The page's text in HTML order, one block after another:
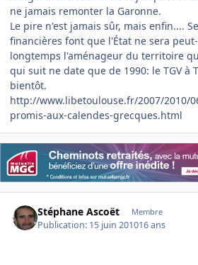
ne jamais remonter la Garonne.
Le pire n'est jamais sûr, mais enfin....
financières font que l'État ne sera
longtemps l'aménageur du territoire
qui suit ne date que de 1990: le TGV à
bientôt.
http://www.libetoulouse.fr/2007/2010/
promis-aux-calendes-grecques.html
Stéphane Ascoët Membre
Publication: 15 juin 201016 ans